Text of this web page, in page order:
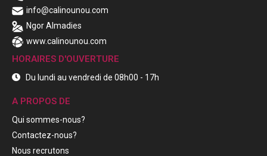
info@calinounou.com
Ngor Almadies
www.calinounou.com
HORAIRES D'OUVERTURE
Du lundi au vendredi de 08h00 - 17h
A PROPOS DE
Qui sommes-nous?
Contactez-nous?
Nous recrutons